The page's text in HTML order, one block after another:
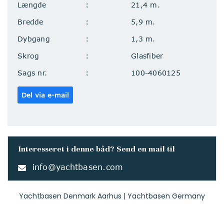
Længde
21,4 m.
Bredde
5,9 m.
Dybgang
1,3 m.
Skrog
Glasfiber
Sags nr.
100-4060125
Del via e-mail
Interesseret i denne båd? Send en mail til
info@yachtbasen.com
Yachtbasen Denmark Aarhus | Yachtbasen Germany